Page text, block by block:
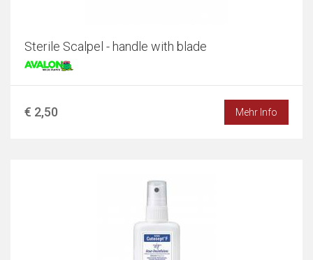
Sterile Scalpel - handle with blade
€ 2,50 Mehr Info